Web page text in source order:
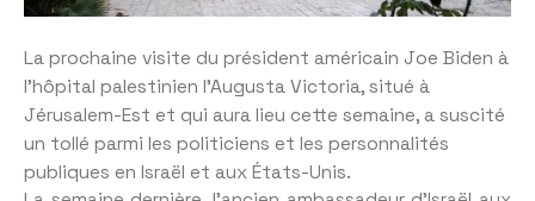
La prochaine visite du président américain Joe Biden à
l’hôpital palestinien l’Augusta Victoria, situé à
Jérusalem-Est et qui aura lieu cette semaine, a suscité
un tollé parmi les politiciens et les personnalités
publiques en Israël et aux États-Unis.